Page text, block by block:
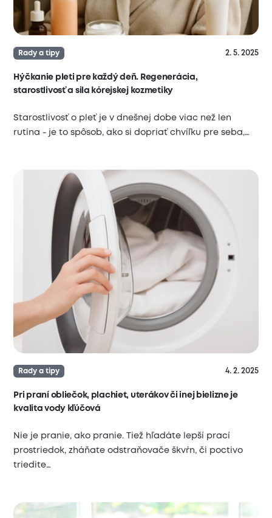
Rady a tipy 2. 5. 2025
Hýčkanie pleti pre každý deň. Regenerácia,
starostlivosť a sila kórejskej kozmetiky
Starostlivosť o pleť je v dnešnej dobe viac než len
rutina - je to spôsob, ako si dopriať chvíľku pre seba,…
Rady a tipy 4. 2. 2025
Pri praní obliečok, plachiet, uterákov či inej bielizne je
kvalita vody kľúčová
Nie je pranie, ako pranie. Tiež hľadáte lepší prací
prostriedok, zháňate odstraňovače škvŕn, či poctivo
triedite…